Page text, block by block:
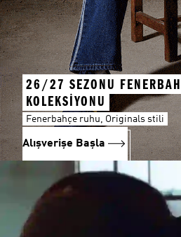
26/27 SEZONU
KOLEKSİYONU
Fenerbahçe ruhu, Originals stili
Alışverişe Başla